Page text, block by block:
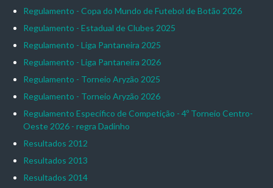
Regulamento - Copa do Mundo de Futebol de Botão 2026
Regulamento - Estadual de Clubes 2025
Regulamento - Liga Pantaneira 2025
Regulamento - Liga Pantaneira 2026
Regulamento - Torneio Aryzão 2025
Regulamento - Torneio Aryzão 2026
Regulamento Específico de Competição - 4º Torneio Centro-
Oeste 2026 - regra Dadinho
Resultados 2012
Resultados 2013
Resultados 2014